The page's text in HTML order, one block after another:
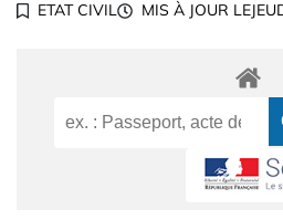
ETAT CIVIL MIS À JOUR LE